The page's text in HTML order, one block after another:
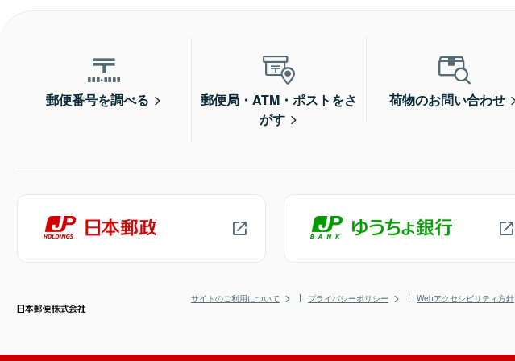
郵便番号を調べる
郵便局・ATM・ポストをさ
がす
荷物のお問い合わせ
サイトのご利用について プライバシーポリシー Webアクセシビリティ方針